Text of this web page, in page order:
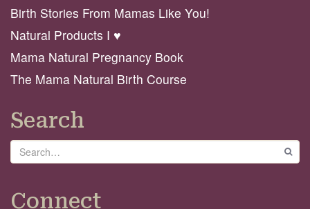
Birth Stories From Mamas Like You!
Natural Products I ♥️
Mama Natural Pregnancy Book
The Mama Natural Birth Course
Search
Search
Connect